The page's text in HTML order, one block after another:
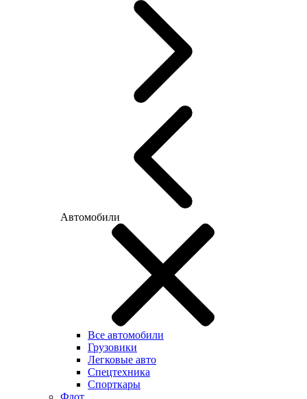
Автомобили
Все автомобили
Грузовики
Легковые авто
Спецтехника
Спорткары
Флот